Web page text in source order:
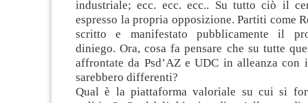
industriale; ecc. ecc. ecc.. Su tutto ciò il
espresso la propria opposizione. Partiti come
scritto e manifestato pubblicamente il
diniego. Ora, cosa fa pensare che su tutte
affrontate da Psd’AZ e UDC in alleanza con
sarebbero differenti?
Qual è la piattaforma valoriale su cui si